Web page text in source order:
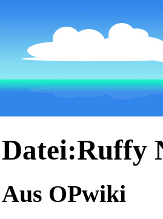
Datei:Ruffy
Aus OPwiki